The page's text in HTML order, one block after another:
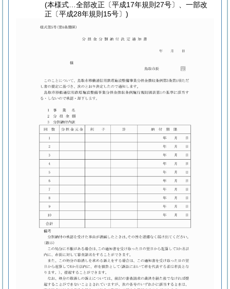
(本様式…全部改正〔平成17年規則27号〕、一部改
正〔平成28年規則15号〕)